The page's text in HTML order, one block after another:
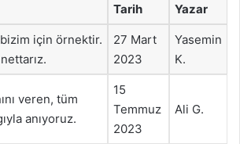
Tarih Yazar
için örnektir.
27 Mart
2023
Yasemin
K.
veren, tüm
anıyoruz.
15
Temmuz
2023
Ali G.